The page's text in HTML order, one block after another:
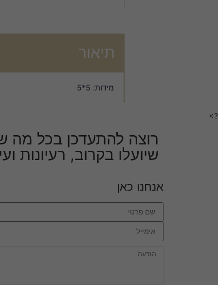
תיאור
מידות: 5*5
?>
רוצה להתעדכן בכל מה
שיועלו בקרוב, רעיונות
אנחנו כאן